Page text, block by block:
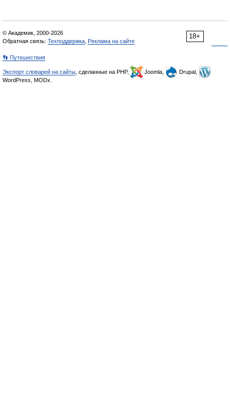
18+
© Академик, 2000-2026
Обратная связь: Техподдержка Реклама на сайте
👣 Путешествия
Экспорт словарей на сайты , сделанные на PHP, Joomla,
Drupal,
WordPress, MODx.